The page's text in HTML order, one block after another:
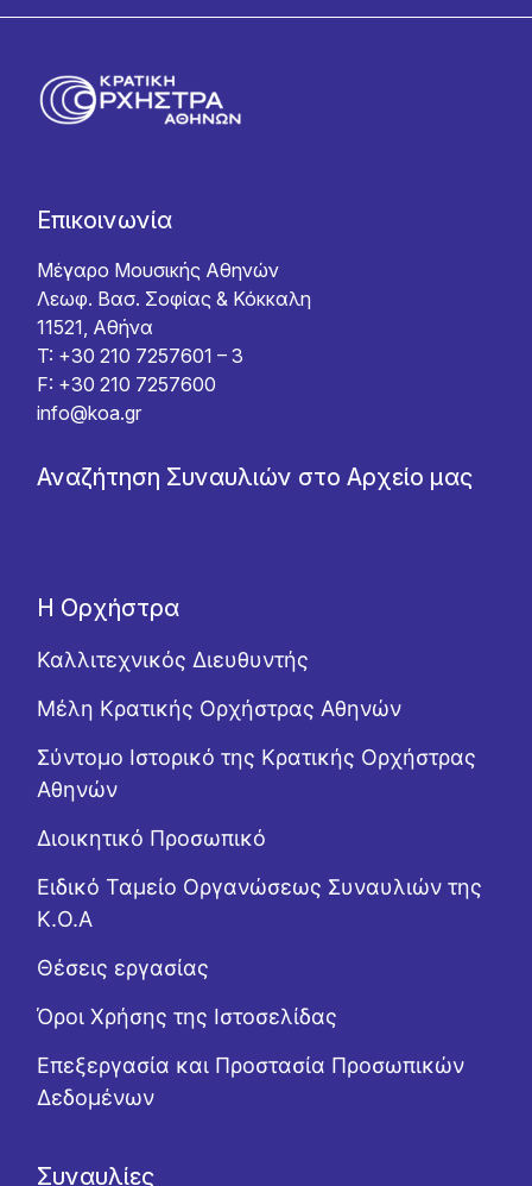
Επικοινωνία
Μέγαρο Μουσικής Αθηνών
Λεωφ. Βασ. Σοφίας & Κόκκαλη
11521, Αθήνα
T: +30 210 7257601 – 3
F: +30 210 7257600
info@koa.gr
Αναζήτηση Συναυλιών στο Αρχείο μας
Η Ορχήστρα
Καλλιτεχνικός Διευθυντής
Μέλη Κρατικής Ορχήστρας Αθηνών
Σύντομο Ιστορικό της Κρατικής Ορχήστρας
Αθηνών
Διοικητικό Προσωπικό
Ειδικό Ταμείο Οργανώσεως Συναυλιών της
Κ.Ο.Α
Θέσεις εργασίας
Όροι Χρήσης της Ιστοσελίδας
Επεξεργασία και Προστασία Προσωπικών
Δεδομένων
Συναυλίες